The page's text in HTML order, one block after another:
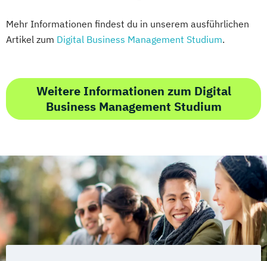
Mehr Informationen findest du in unserem ausführlichen
Artikel zum Digital Business Management Studium.
Weitere Informationen zum Digital
Business Management Studium